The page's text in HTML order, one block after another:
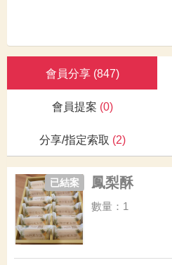
會員分享 (847)
會員提案 (0)
分享/指定索取 (2)
鳳梨酥
已結案
數量：1